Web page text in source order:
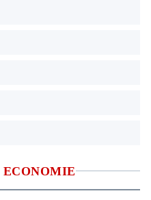
ECONOMIE